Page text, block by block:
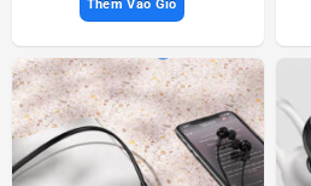
Thêm Vào Giỏ